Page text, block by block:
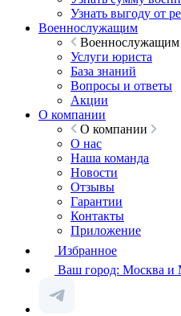
Узнать выгоду от
Военнослужащим
Военнослужащим
Услуги юриста
База знаний
Вопросы и ответы
Акции
О компании
О компании
О нас
Наша команда
Новости
Отзывы
Гарантии
Контакты
Приложение
Избранное
Ваш город: Москва и